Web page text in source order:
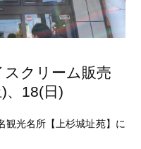
スクリーム販売
、18(日)
観光名所【上杉城址苑】に